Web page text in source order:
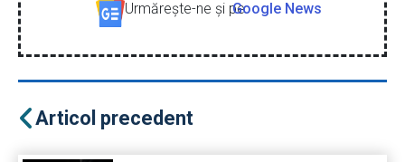
Urmăreşte-ne şi peGoogle News
Articol precedent